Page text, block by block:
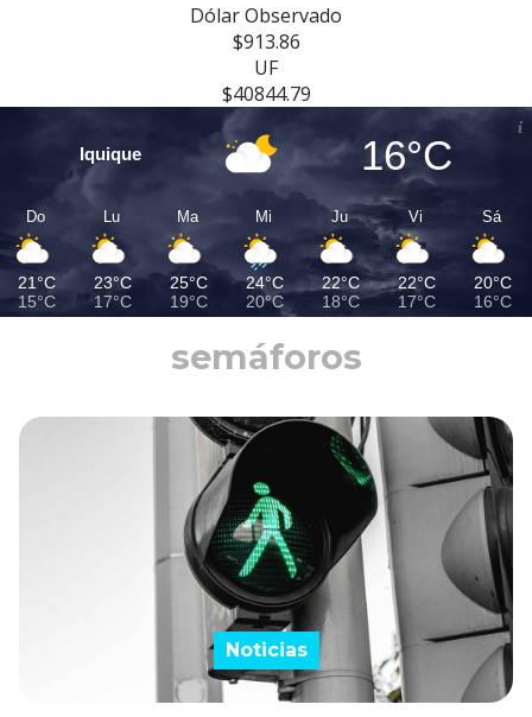
Dólar Observado
$913.86
UF
$40844.79
Iquique 16°C
Do
21°C
15°C
Lu
23°C
17°C
Ma
25°C
19°C
Mi
24°C
20°C
Ju
22°C
18°C
Vi
22°C
17°C
Sá
20°C
16°C
semáforos
Noticias